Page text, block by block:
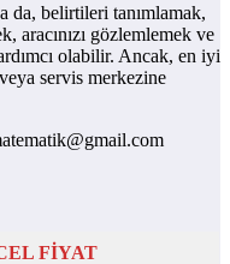
da, belirtileri tanımlamak,
aracınızı gözlemlemek ve
olabilir. Ancak, en iyi
servis merkezine
FİYAT